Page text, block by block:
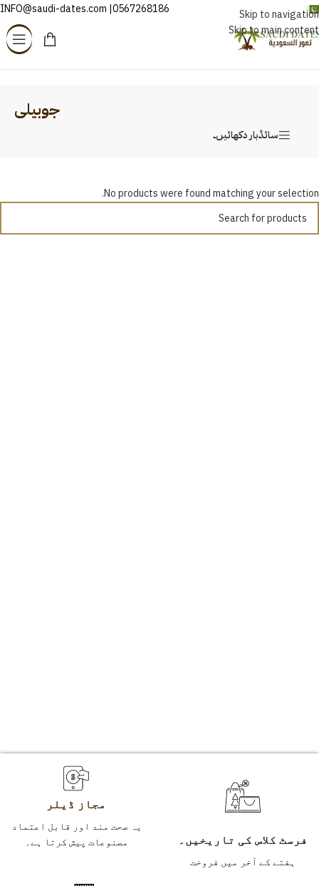
Skip to navigation
Skip to main content
اردو 0567268186| INFO@saudi-dates.com
Home
/جوبیلی
جوبیلی
سائڈبار دکھائیں۔
No products were found matching your selection.
فرسٹ کلاس کی تاریخیں۔
ہفتے کے آخر میں فروخت
مجاز ڈیلر
یہ صحت مند اور قابل اعتماد
مصنوعات پیش کرتا ہے۔